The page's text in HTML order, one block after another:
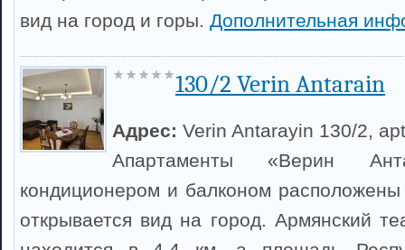
вид на город и горы. Дополнительная
130/2 Verin Antarain
Адрес: Verin Antarayin 130/2,
Апартаменты «Верин
кондиционером и балконом
открывается вид на город. Армянский